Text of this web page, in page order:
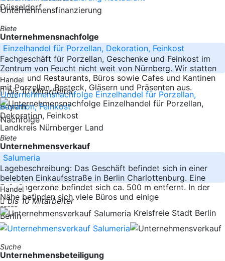
Düsseldorf
Biete
Unternehmensnachfolge
Einzelhandel für Porzellan, Dekoration, Feinkost
Fachgeschäft für Porzellan, Geschenke und Feinkost im
Zentrum von Feucht nicht weit von Nürnberg. Wir statten
Hotels und Restaurants, Büros sowie Cafes und Kantinen
mit Porzellan, Besteck, Gläsern und Präsenten aus.
-----
Bayern
Handel
bis 10 Mitarbeiter
Landkreis Nürnberger Land
Biete
Unternehmensverkauf
Salumeria
Lagebeschreibung: Das Geschäft befindet sich in einer
belebten Einkaufsstraße in Berlin Charlottenburg. Eine
Fußgängerzone befindet sich ca. 500 m entfernt. In der
Nähe befinden sich viele Büros und einige
-----
Berlin
Handel
bis 10 Mitarbeiter
Kreisfreie Stadt Berlin
Suche
Unternehmensbeteiligung